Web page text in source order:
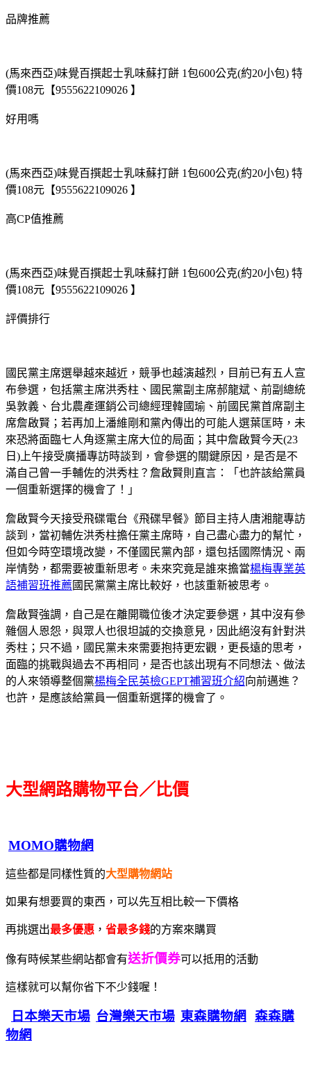
品牌推薦
(馬來西亞)味覺百撰起士乳味蘇打餅 1包600公克(約20小包) 特
價108元【9555622109026 】
好用嗎
(馬來西亞)味覺百撰起士乳味蘇打餅 1包600公克(約20小包) 特
價108元【9555622109026 】
高CP值推薦
(馬來西亞)味覺百撰起士乳味蘇打餅 1包600公克(約20小包) 特
價108元【9555622109026 】
評價排行
國民黨主席選舉越來越近，競爭也越演越烈，目前已有五人宣
布參選，包括黨主席洪秀柱、國民黨副主席郝龍斌、前副總統
吳敦義、台北農產運銷公司總經理韓國瑜、前國民黨首席副主
席詹啟賢；若再加上潘維剛和黨內傳出的可能人選葉匡時，未
來恐將面臨七人角逐黨主席大位的局面；其中詹啟賢今天(23
日)上午接受廣播專訪時談到，會參選的關鍵原因，是否是不
滿自己曾一手輔佐的洪秀柱？詹啟賢則直言：「也許該給黨員
一個重新選擇的機會了！」
詹啟賢今天接受飛碟電台《飛碟早餐》節目主持人唐湘龍專訪
談到，當初輔佐洪秀柱擔任黨主席時，自己盡心盡力的幫忙，
但如今時空環境改變，不僅國民黨內部，還包括國際情況、兩
岸情勢，都需要被重新思考。未來究竟是誰來擔當楊梅專業英
語補習班推薦 國民黨黨主席比較好，也該重新被思考。
詹啟賢強調，自己是在離開職位後才決定要參選，其中沒有參
雜個人恩怨，與眾人也很坦誠的交換意見，因此絕沒有針對洪
秀柱；只不過，國民黨未來需要抱持更宏觀，更長遠的思考，
面臨的挑戰與過去不再相同，是否也該出現有不同想法、做法
的人來領導整個黨楊梅全民英檢GEPT補習班介紹向前邁進？
也許，是應該給黨員一個重新選擇的機會了。
大型網路購物平台／比價
MOMO購物網
這些都是同樣性質的大型購物網站
如果有想要買的東西，可以先互相比較一下價格
再挑選出最多優惠 ， 省最多錢的方案來購買
像有時候某些網站都會有送折價券可以抵用的活動
這樣就可以幫你省下不少錢喔！
日本樂天市場 台灣樂天市場 東森購物網
森森購
物網